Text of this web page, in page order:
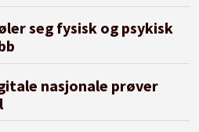
seg fysisk og psykisk
nasjonale prøver